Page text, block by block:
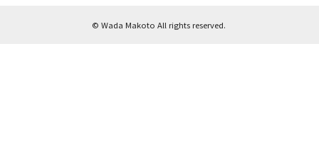
© Wada Makoto All rights reserved.